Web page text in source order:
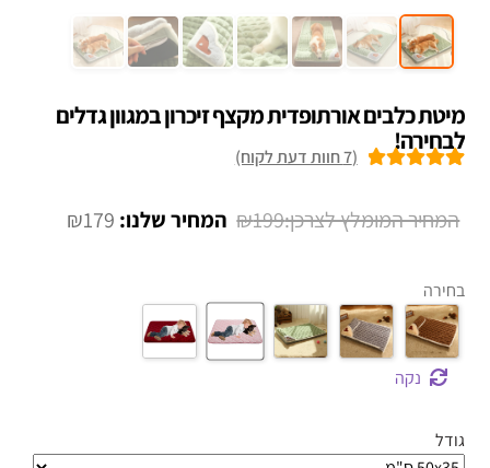
מיטת כלבים אורתופדית מקצף זיכרון במגוון גדלים
לבחירה!
(
7חוות דעת לקוח)
₪199
המחיר
₪199.
₪179 המחיר
בחירה
נקה
גודל